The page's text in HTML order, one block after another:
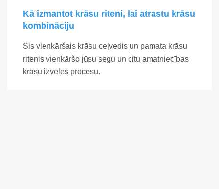
Kā izmantot krāsu riteni, lai atrastu krāsu
kombināciju
Šis vienkāršais krāsu ceļvedis un pamata krāsu
ritenis vienkāršo jūsu segu un citu amatniecības
krāsu izvēles procesu.